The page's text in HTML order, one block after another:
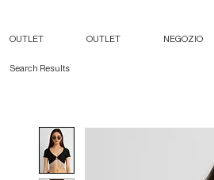
OUTLET OUTLET NEGOZIO
Search Results